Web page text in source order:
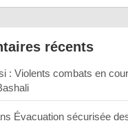
récents
: Violents combats en
Évacuation sécurisée